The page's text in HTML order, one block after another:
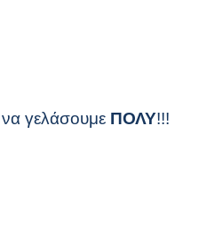
γελάσουμε ΠΟΛΥ!!!